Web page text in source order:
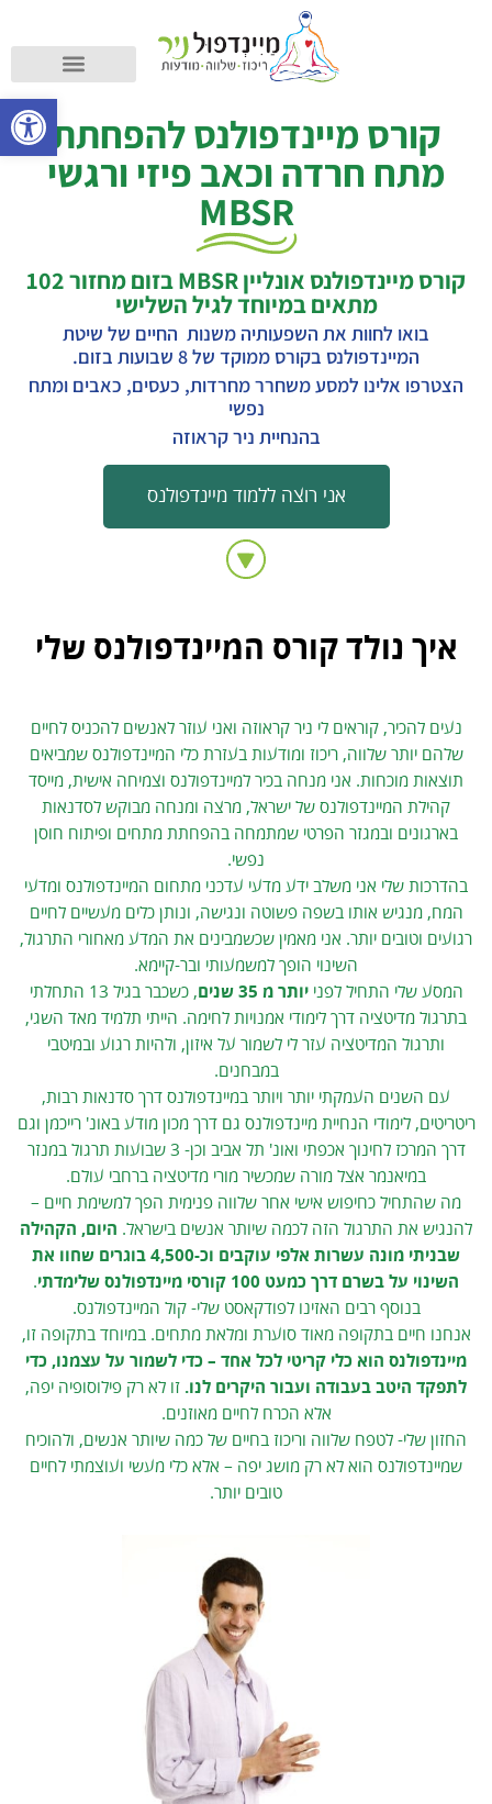
קורס מיינדפולנס להפחתת
מתח חרדה וכאב פיזי ורגשי
MBSR
קורס מיינדפולנס אונליין MBSR בזום מחזור 102
מתאים במיוחד לגיל השלישי
בואו לחוות את השפעותיה משנות החיים של שיטת
המיינדפולנס בקורס ממוקד של 8 שבועות בזום.
הצטרפו אלינו למסע משחרר מחרדות, כעסים, כאבים ומתח
נפשי
בהנחיית ניר קראוזה
אני רוצה ללמוד מיינדפולנס
איך נולד קורס המיינדפולנס שלי
נעים להכיר, קוראים לי ניר קראוזה ואני עוזר לאנשים להכניס לחיים
שלהם יותר שלווה, ריכוז ומודעות בעזרת כלי המיינדפולנס שמביאים
תוצאות מוכחות. אני מנחה בכיר למיינדפולנס וצמיחה אישית, מייסד
קהילת המיינדפולנס של ישראל, מרצה ומנחה מבוקש לסדנאות
בארגונים ובמגזר הפרטי שמתמחה בהפחתת מתחים ופיתוח חוסן
נפשי.
בהדרכות שלי אני משלב ידע מדעי עדכני מתחום המיינדפולנס ומדעי
המח, מנגיש אותו בשפה פשוטה ונגישה, ונותן כלים מעשיים לחיים
רגועים וטובים יותר. אני מאמין שכשמבינים את המדע מאחורי התרגול,
השינוי הופך למשמעותי ובר-קיימא.
המסע שלי התחיל לפנייותר מ 35 שנים
, כשכבר בגיל 13 התחלתי
בתרגול מדיטציה דרך לימודי אמנויות לחימה. הייתי תלמיד מאד השגי,
ותרגול המדיטציה עזר לי לשמור על איזון, ולהיות רגוע ובמיטבי
במבחנים.
עם השנים העמקתי יותר ויותר במיינדפולנס דרך סדנאות רבות,
ריטריטים, לימודי הנחיית מיינדפולנס גם דרך מכון מודע באונ' רייכמן וגם
דרך המרכז לחינוך אכפתי ואונ' תל אביב וכן- 3 שבועות תרגול במנזר
במיאנמר אצל מורה שמכשיר מורי מדיטציה ברחבי עולם.
מה שהתחיל כחיפוש אישי אחר שלווה פנימית הפך למשימת חיים –
להנגיש את התרגול הזה לכמה שיותר אנשים בישראל. היום, הקהילה
שבניתי מונה עשרות אלפי עוקבים וכ-4,500 בוגרים שחוו את
השינוי על בשרם דרך כמעט 100 קורסי מיינדפולנס שלימדתי
.
בנוסף רבים האזינו לפודקאסט שלי- קול המיינדפולנס.
אנחנו חיים בתקופה מאוד סוערת ומלאת מתחים. במיוחד בתקופה זו,
מיינדפולנס הוא כלי קריטי לכל אחד – כדי לשמור על עצמנו, כדי
לתפקד היטב בעבודה ועבור היקרים לנו. זו לא רק פילוסופיה יפה,
אלא הכרח לחיים מאוזנים.
החזון שלי- לטפח שלווה וריכוז בחיים של כמה שיותר אנשים, ולהוכיח
שמיינדפולנס הוא לא רק מושג יפה – אלא כלי מעשי ועוצמתי לחיים
טובים יותר.
פתח